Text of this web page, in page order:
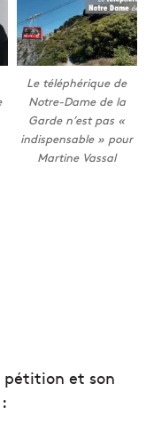
Le téléphérique de
Notre-Dame de la
Garde n’est pas «
indispensable » pour
Martine Vassal
pétition et son